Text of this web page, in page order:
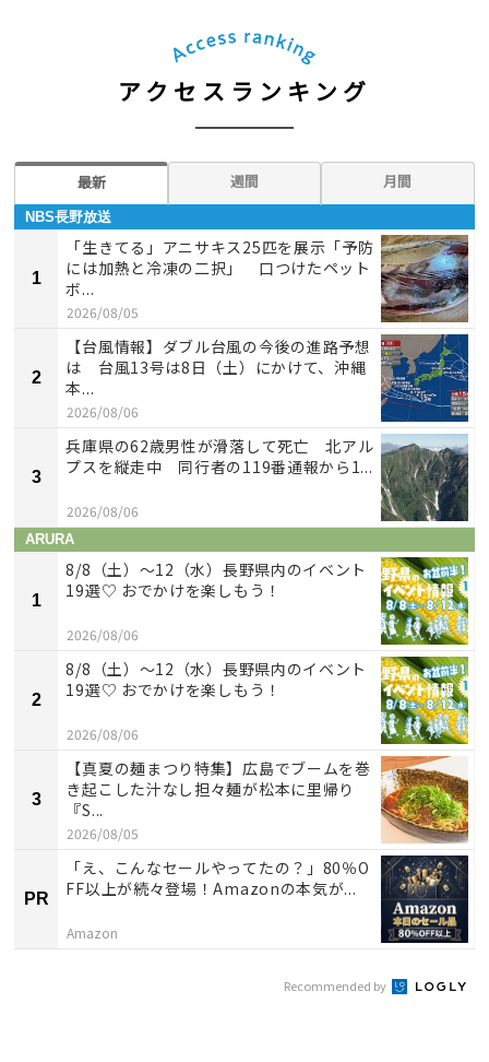
アクセスランキング
最新 週間 月間
NBS長野放送
1
「生きてる」アニサキス25匹を展示「予防
には加熱と冷凍の二択」 口つけたペット
ボ...
2026/08/05
2
【台風情報】ダブル台風の今後の進路予想
は 台風13号は8日（土）にかけて、沖縄
本...
2026/08/06
3
兵庫県の62歳男性が滑落して死亡 北アル
プスを縦走中 同行者の119番通報から1...
2026/08/06
ARURA
1
8/8（土）〜12（水）長野県内のイベント
19選♡ おでかけを楽しもう！
2026/08/06
2
8/8（土）〜12（水）長野県内のイベント
19選♡ おでかけを楽しもう！
2026/08/06
3
【真夏の麺まつり特集】広島でブームを巻
き起こした汁なし担々麺が松本に里帰り
『S...
2026/08/05
PR
「え、こんなセールやってたの？」80％O
FF以上が続々登場！Amazonの本気が...
Amazon
Recommended by